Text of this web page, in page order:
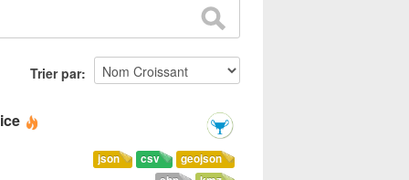
Trier par
geojson
csv
json